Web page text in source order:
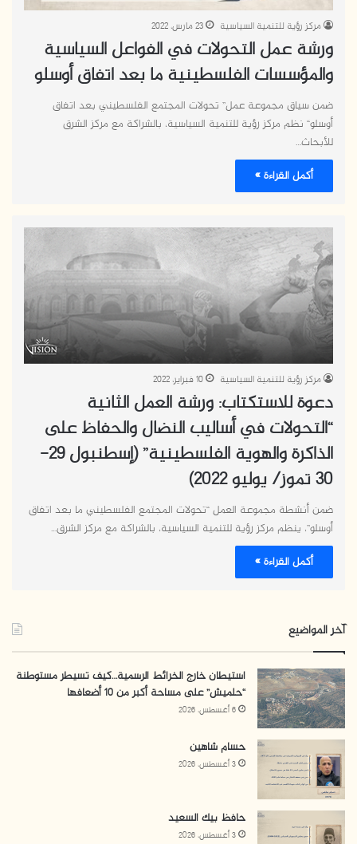
مركز رؤية للتنمية السياسية 23 مارس، 2022
ورشة عمل التحولات في الفواعل السياسية
والمؤسسات الفلسطينية ما بعد اتفاق أوسلو
ضمن سياق مجموعة عمل” تحولات المجتمع الفلسطيني بعد اتفاق
أوسلو“ نظم مركز رؤية للتنمية السياسية، بالشراكة مع مركز الشرق
للأبحاث…
أكمل القراءة »
مركز رؤية للتنمية السياسية 10 فبراير، 2022
دعوة للاستكتاب: ورشة العمل الثانية
“التحولات في أساليب النضال والحفاظ على
الذاكرة والهوية الفلسطينية” (إسطنبول 29-
30 تموز/ يوليو 2022)
ضمن أنشطة مجموعة العمل “تحولات المجتمع الفلسطيني ما بعد اتفاق
أوسلو”، ينظم مركز رؤية للتنمية السياسية، بالشراكة مع مركز الشرق…
أكمل القراءة »
آخر المواضيع
استيطان خارج الخرائط الرسمية…كيف تسيطر مستوطنة
“حلميش” على مساحة أكبر من 10 أضعافها
6 أغسطس، 2026
حسام شاهين
3 أغسطس، 2026
حافظ بيك السعيد
3 أغسطس، 2026